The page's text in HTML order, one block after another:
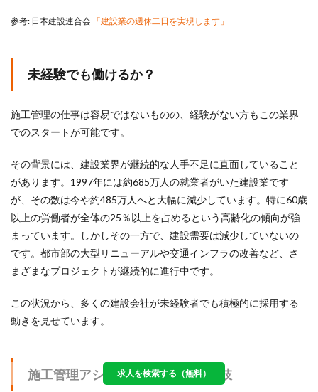
求人を検索する（無料）
参考: 日本建設連合会 「建設業の週休二日を実現します」
未経験でも働けるか？
施工管理の仕事は容易ではないものの、経験がない方もこの業界
でのスタートが可能です。
その背景には、建設業界が継続的な人手不足に直面していること
があります。 1997年には約685万人の就業者がいた建設業です
が、その数は今や約485万人へと大幅に減少しています。特に60歳
以上の労働者が全体の25％以上を占めるという高齢化の傾向が強
まっています。しかしその一方で、建設需要は減少していないの
です。都市部の大型リニューアルや交通インフラの改善など、さ
まざまなプロジェクトが継続的に進行中です。
この状況から、多くの建設会社が未経験者でも積極的に採用する
動きを見せています。
施工管理アシスタントという選択肢